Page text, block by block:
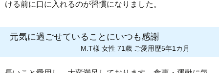
ける前に口に入れるのが習慣になりました。
元気に過ごせていることにいつも感謝
M.T様 女性 71歳 ご愛用歴5年1カ月